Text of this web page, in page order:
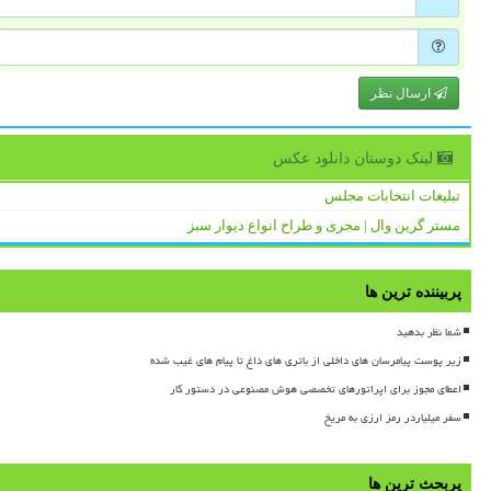
ارسال نظر
لینک دوستان دانلود عكس
تبلیغات انتخابات مجلس
مستر گرین وال | مجری و طراح انواع دیوار سبز
پربیننده ترین ها
شما نظر بدهید
زیر پوست پیامرسان های داخلی از باتری های داغ تا پیام های غیب شده
اعطای مجوز برای اپراتورهای تخصصی هوش مصنوعی در دستور کار
سفر میلیاردر رمز ارزی به مریخ
پربحث ترین ها